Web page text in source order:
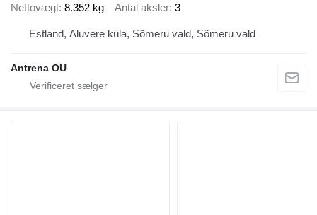
Nettovægt 8.352 kg Antal aksler 3
Estland, Aluvere küla, Sõmeru vald, Sõmeru vald
Antrena OU